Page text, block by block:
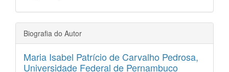
Biografia do Autor
Maria Isabel Patrício de Carvalho Pedrosa,
Universidade Federal de Pernambuco